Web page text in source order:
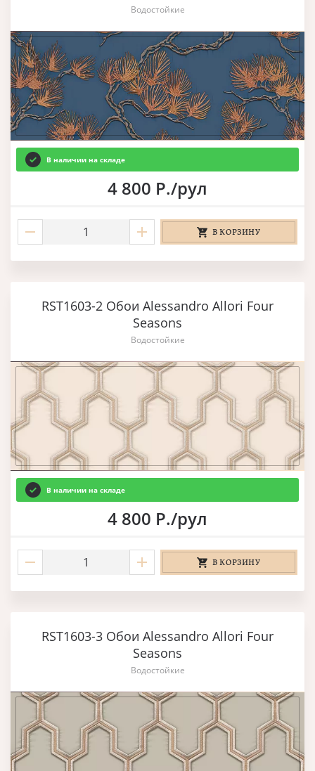
Водостойкие
В наличии на складе
4 800 Р./рул
В КОРЗИНУ
RST1603-2 Обои Alessandro Allori Four
Seasons
Водостойкие
В наличии на складе
4 800 Р./рул
В КОРЗИНУ
RST1603-3 Обои Alessandro Allori Four
Seasons
Водостойкие